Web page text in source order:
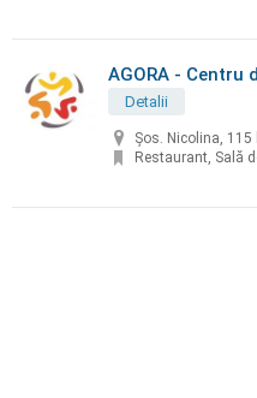
AGORA - Centru
Detalii
Șos. Nicolina,
Restaurant, Sală